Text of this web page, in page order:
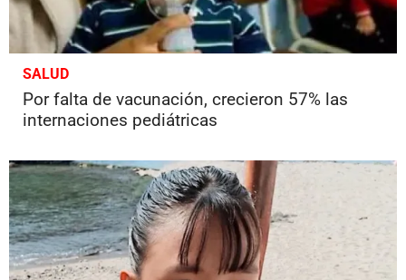
SALUD
Por falta de vacunación, crecieron 57% las
internaciones pediátricas